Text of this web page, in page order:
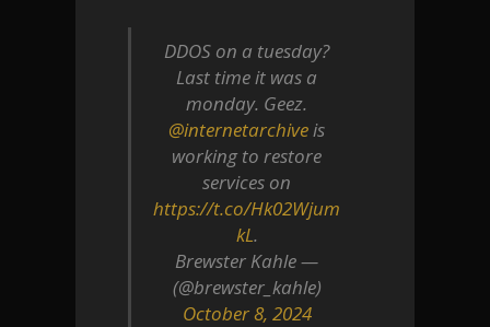
DDOS on a tuesday?
Last time it was a
monday. Geez.
@internetarchive is
working to restore
services on
https://t.co/Hk02Wjum
kL.
— Brewster Kahle
(@brewster_kahle)
October 8, 2024